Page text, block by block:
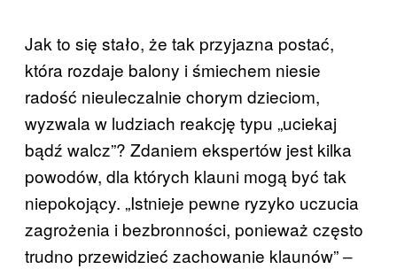
Jak to się stało, że tak przyjazna postać,
która rozdaje balony i śmiechem niesie
radość nieuleczalnie chorym dzieciom,
wyzwala w ludziach reakcję typu „uciekaj
bądź walcz”? Zdaniem ekspertów jest kilka
powodów, dla których klauni mogą być tak
niepokojący. „Istnieje pewne ryzyko uczucia
zagrożenia i bezbronności, ponieważ często
trudno przewidzieć zachowanie klaunów” ‒